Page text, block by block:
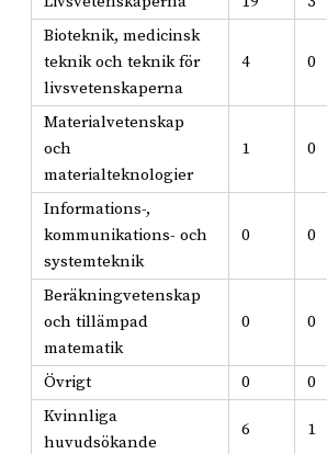
Bioteknik, medicinsk
teknik och teknik för
livsvetenskaperna
4 0
Materialvetenskap
och
materialteknologier
1 0
Informations-,
kommunikations- och
systemteknik
0 0
Beräkningvetenskap
och tillämpad
matematik
0 0
Övrigt 0 0
Kvinnliga
huvudsökande
6 1